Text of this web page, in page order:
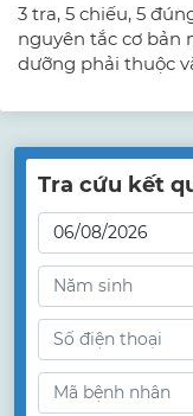
3 tra, 5 chiếu, 5
nguyên tắc cơ bản
dưỡng phải thuộc
Tra cứu kết